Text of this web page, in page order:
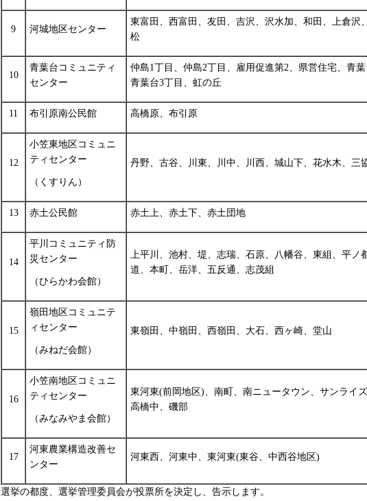
9 河城地区センター
東富田、西富田、友田、吉沢、沢水加、和田、上倉沢
松
10
青葉台コミュニティ
センター
仲島1丁目、仲島2丁目、雇用促進第2、県営住宅、青葉
青葉台3丁目、虹の丘
11 布引原南公民館 高橋原、布引原
12
小笠東地区コミュニ
ティセンター
（くすりん）
丹野、古谷、川東、川中、川西、城山下、花水木、三
13 赤土公民館 赤土上、赤土下、赤土団地
14
平川コミュニティ防
災センター
（ひらかわ会館）
上平川、池村、堤、志瑞、石原、八幡谷、東組、平ノ
道、本町、岳洋、五反通、志茂組
15
嶺田地区コミュニテ
ィセンター
（みねだ会館）
東嶺田、中嶺田、西嶺田、大石、西ヶ崎、堂山
16
小笠南地区コミュニ
ティセンター
（みなみやま会館）
東河東(前岡地区)、南町、南ニュータウン、サンライ
高橋中、磯部
17
河東農業構造改善セ
ンター
河東西、河東中、東河東(東谷、中西谷地区)
選挙の都度、選挙管理委員会が投票所を決定し、告示します。